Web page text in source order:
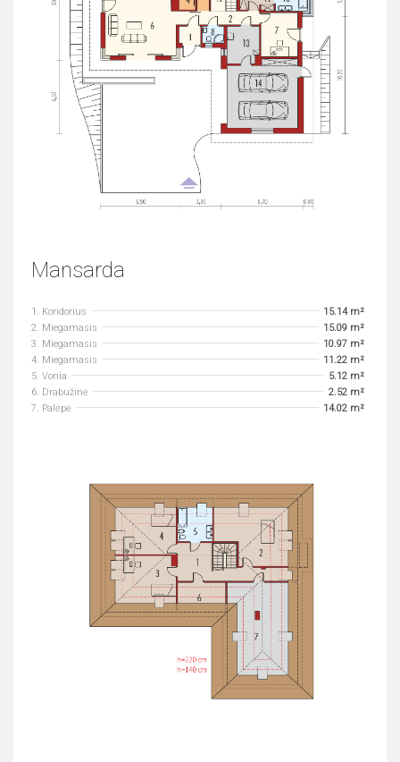
Mansarda
1. Koridorius
15.14 m²
2. Miegamasis
15.09 m²
3. Miegamasis
10.97 m²
4. Miegamasis
11.22 m²
5. Vonia
5.12 m²
6. Drabužinė
2.52 m²
7. Palėpė
14.02 m²